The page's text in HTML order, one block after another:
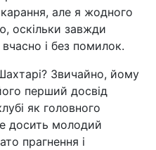
але я жодного
оскільки завжди
вчасно і без помилок.
Звичайно, йому
перший досвід
як головного
досить молодий
прагнення і